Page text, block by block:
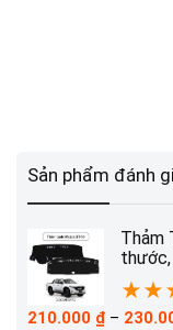
Sản phẩm đánh
Thảm
★★
210.000 ₫ –